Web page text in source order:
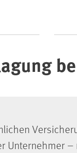
Unternehmer